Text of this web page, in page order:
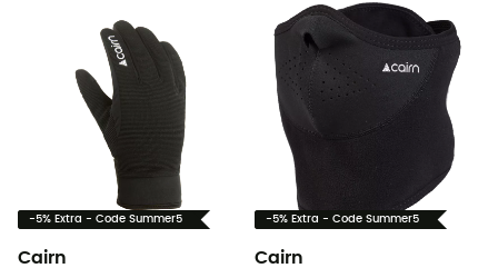
-5% Extra - Code Summer5
Cairn
-5% Extra - Code Summer5
Cairn